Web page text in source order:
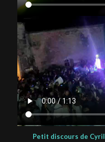
Petit discours de Cyril